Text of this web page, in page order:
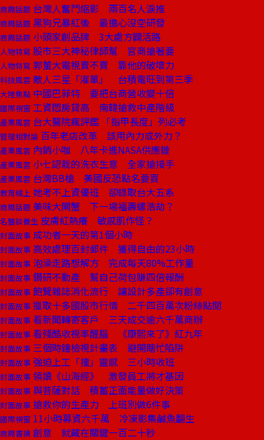
商周話題 台灣人奮鬥縮影 兩百名人淚推
商周話題 黑狗兄暴紅後 最擔心沒空研發
商周話題 小頭家創品牌 3大處方闢活路
人物特寫 股市三大神秘律師幫 官商搶著要
人物特寫 郭董大電視賣不賣 靠他的破壞力
科技風雲 敵人三星「灌單」 台積電旺到第三季
大陸焦點 中國巴菲特 要把台商營收變十倍
國際視窗 工資悶房貸高 南韓搶救中產階級
產業風雲 台大醫院瘋評鑑 「指甲長度」列必考
管理相對論 百年老店改革 該用內力或外力？
產業風雲 內銷小咖 八年卡進NASA供應鏈
產業風雲 小七認栽的洗衣生意 全家搶接手
產業風雲 台灣BB槍 美國反恐點名要買
教育線上 她考不上資優班 卻錄取台大五系
商周話題 美味大閘蟹 下一場福壽螺浩劫？
名醫談養生 皮膚紅熱癢 敏感肌作怪？
封面故事 成功者一天的第1個小時
封面故事 高效處理百封郵件 獲得自由的23小時
封面故事 泡澡走路想解方 完成每天80%工作量
封面故事 鑽研不動產 幫自己荷包賺四倍報酬
封面故事 飽覽雜誌消化流行 讓設計多產卻有創意
封面故事 獵取十多國股市行情 二千四百萬次粉絲點閱
封面故事 看新聞轉寄客戶 三天成交逾六千萬商辦
封面故事 看殘酷收視率醒腦 《康熙來了》紅九年
封面故事 三個時鐘檢視計畫表 避開瞎忙陷阱
封面故事 強迫上工「撞」靈感 三小時收班
封面故事 領讀《山海經》 激發員工將才基因
封面故事 與菩薩對話 積蓄正面能量做好決策
封面故事 搶救你的生產力 上班別做6件事
國際視窗 11小時募資六千萬 冷凍影集鹹魚翻生
商周書摘 創意 就藏在關鍵一百二十秒